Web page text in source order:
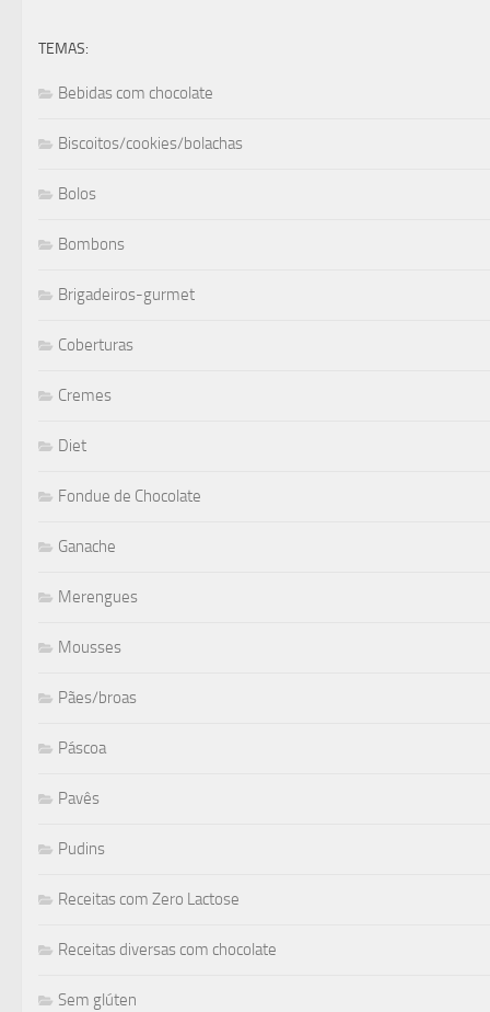
TEMAS:
Bebidas com chocolate
Biscoitos/cookies/bolachas
Bolos
Bombons
Brigadeiros-gurmet
Coberturas
Cremes
Diet
Fondue de Chocolate
Ganache
Merengues
Mousses
Pães/broas
Páscoa
Pavês
Pudins
Receitas com Zero Lactose
Receitas diversas com chocolate
Sem glúten